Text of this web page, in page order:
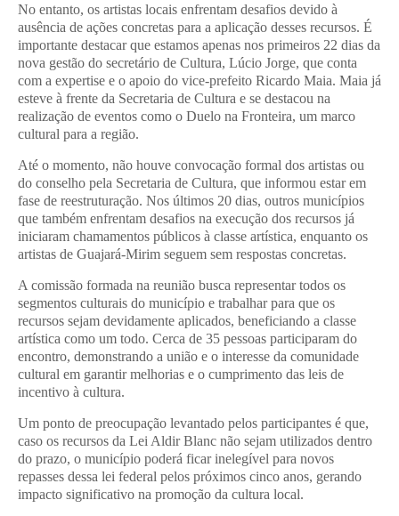
No entanto, os artistas locais enfrentam desafios devido à
ausência de ações concretas para a aplicação desses recursos. É
importante destacar que estamos apenas nos primeiros 22 dias da
nova gestão do secretário de Cultura, Lúcio Jorge, que conta
com a expertise e o apoio do vice-prefeito Ricardo Maia. Maia já
esteve à frente da Secretaria de Cultura e se destacou na
realização de eventos como o Duelo na Fronteira, um marco
cultural para a região.
Até o momento, não houve convocação formal dos artistas ou
do conselho pela Secretaria de Cultura, que informou estar em
fase de reestruturação. Nos últimos 20 dias, outros municípios
que também enfrentam desafios na execução dos recursos já
iniciaram chamamentos públicos à classe artística, enquanto os
artistas de Guajará-Mirim seguem sem respostas concretas.
A comissão formada na reunião busca representar todos os
segmentos culturais do município e trabalhar para que os
recursos sejam devidamente aplicados, beneficiando a classe
artística como um todo. Cerca de 35 pessoas participaram do
encontro, demonstrando a união e o interesse da comunidade
cultural em garantir melhorias e o cumprimento das leis de
incentivo à cultura.
Um ponto de preocupação levantado pelos participantes é que,
caso os recursos da Lei Aldir Blanc não sejam utilizados dentro
do prazo, o município poderá ficar inelegível para novos
repasses dessa lei federal pelos próximos cinco anos, gerando
impacto significativo na promoção da cultura local.